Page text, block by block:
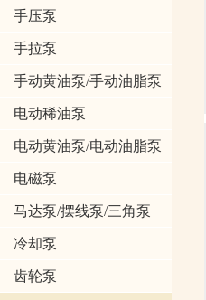
手压泵
手拉泵
手动黄油泵/手动油脂泵
电动稀油泵
电动黄油泵/电动油脂泵
电磁泵
马达泵/摆线泵/三角泵
冷却泵
齿轮泵